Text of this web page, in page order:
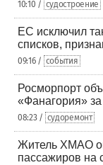
10:10 / судостроение
ЕС исключил
списков,
09:16 / события
Росморпорт
«Фанагория»
08:23 / судоремонт
Житель ХМАО
пассажиров на